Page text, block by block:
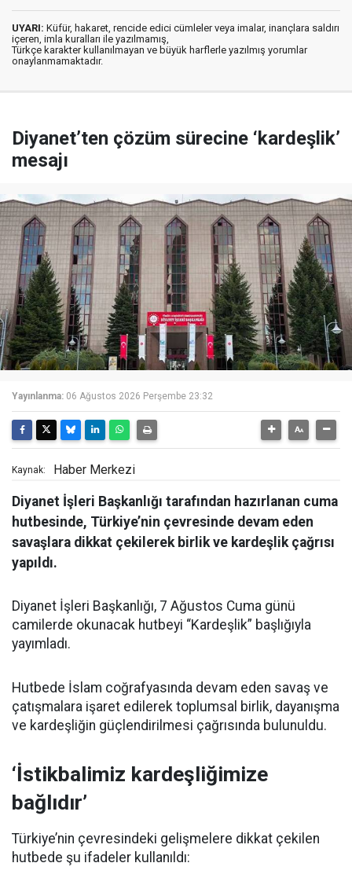
UYARI: Küfür, hakaret, rencide edici cümleler veya imalar, inançlara saldırı
içeren, imla kuralları ile yazılmamış,
Türkçe karakter kullanılmayan ve büyük harflerle yazılmış yorumlar
onaylanmamaktadır.
Diyanet’ten çözüm sürecine ‘kardeşlik’
mesajı
Yayınlanma: 06 Ağustos 2026 Perşembe 23:32
Kaynak: Haber Merkezi
Diyanet İşleri Başkanlığı tarafından hazırlanan cuma
hutbesinde, Türkiye’nin çevresinde devam eden
savaşlara dikkat çekilerek birlik ve kardeşlik çağrısı
yapıldı.
Diyanet İşleri Başkanlığı, 7 Ağustos Cuma günü
camilerde okunacak hutbeyi “Kardeşlik” başlığıyla
yayımladı.
Hutbede İslam coğrafyasında devam eden savaş ve
çatışmalara işaret edilerek toplumsal birlik, dayanışma
ve kardeşliğin güçlendirilmesi çağrısında bulunuldu.
‘İstikbalimiz kardeşliğimize
bağlıdır’
Türkiye’nin çevresindeki gelişmelere dikkat çekilen
hutbede şu ifadeler kullanıldı: